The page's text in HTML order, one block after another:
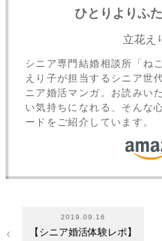
ひとりよりふ
立花え
シニア専門結婚相談所「ね
えり子が担当するシニア世
ニア婚活マンガ。お読みい
い気持ちになれる、そんな
ードをご紹介しています。
2019.09.16
【シニア婚活体験レポ】